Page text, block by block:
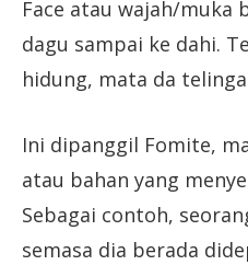
Face atau wajah/muka
dagu sampai ke dahi.
hidung, mata da
Ini dipanggil Fomite,
atau bahan yang
Sebagai contoh,
semasa dia berada